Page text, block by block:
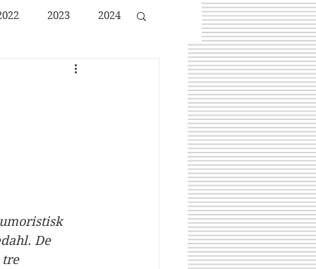
2023 2024
De
tre